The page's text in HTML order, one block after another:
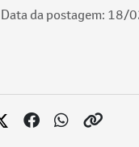
Data da postagem: 18/